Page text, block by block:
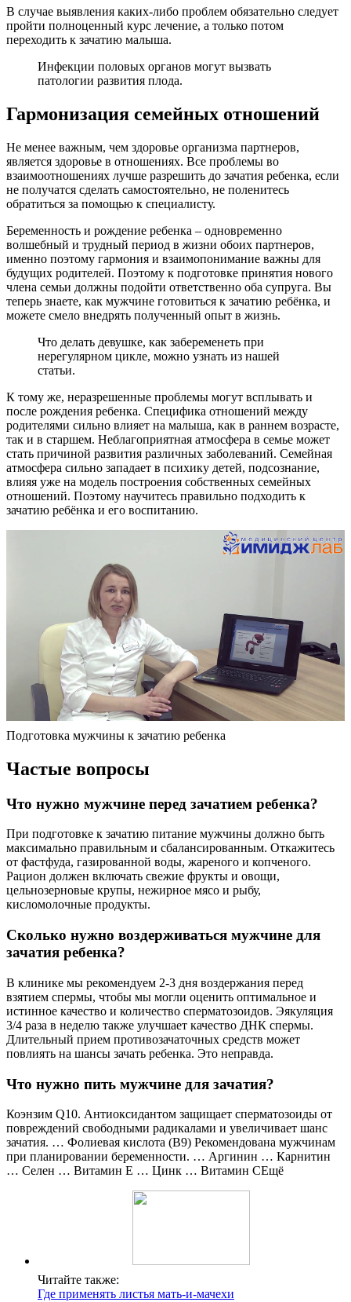
В случае выявления каких-либо проблем обязательно следует
пройти полноценный курс лечение, а только потом
переходить к зачатию малыша.
Инфекции половых органов могут вызвать
патологии развития плода.
Гармонизация семейных отношений
Не менее важным, чем здоровье организма партнеров,
является здоровье в отношениях. Все проблемы во
взаимоотношениях лучше разрешить до зачатия ребенка, если
не получатся сделать самостоятельно, не поленитесь
обратиться за помощью к специалисту.
Беременность и рождение ребенка – одновременно
волшебный и трудный период в жизни обоих партнеров,
именно поэтому гармония и взаимопонимание важны для
будущих родителей. Поэтому к подготовке принятия нового
члена семьи должны подойти ответственно оба супруга. Вы
теперь знаете, как мужчине готовиться к зачатию ребёнка, и
можете смело внедрять полученный опыт в жизнь.
Что делать девушке, как забеременеть при
нерегулярном цикле, можно узнать из нашей
статьи.
К тому же, неразрешенные проблемы могут всплывать и
после рождения ребенка. Специфика отношений между
родителями сильно влияет на малыша, как в раннем возрасте,
так и в старшем. Неблагоприятная атмосфера в семье может
стать причиной развития различных заболеваний. Семейная
атмосфера сильно западает в психику детей, подсознание,
влияя уже на модель построения собственных семейных
отношений. Поэтому научитесь правильно подходить к
зачатию ребёнка и его воспитанию.
Подготовка мужчины к зачатию ребенка
Частые вопросы
Что нужно мужчине перед зачатием ребенка?
При подготовке к зачатию питание мужчины должно быть
максимально правильным и сбалансированным. Откажитесь
от фастфуда, газированной воды, жареного и копченого.
Рацион должен включать свежие фрукты и овощи,
цельнозерновые крупы, нежирное мясо и рыбу,
кисломолочные продукты.
Сколько нужно воздерживаться мужчине для
зачатия ребенка?
В клинике мы рекомендуем 2-3 дня воздержания перед
взятием спермы, чтобы мы могли оценить оптимальное и
истинное качество и количество сперматозоидов. Эякуляция
3/4 раза в неделю также улучшает качество ДНК спермы.
Длительный прием противозачаточных средств может
повлиять на шансы зачать ребенка. Это неправда.
Что нужно пить мужчине для зачатия?
Коэнзим Q10. Антиоксидантом защищает сперматозоиды от
повреждений свободными радикалами и увеличивает шанс
зачатия. … Фолиевая кислота (В9) Рекомендована мужчинам
при планировании беременности. … Аргинин … Карнитин
… Селен … Витамин Е … Цинк … Витамин СЕщё
Читайте также:
Где применять листья мать-и-мачехи